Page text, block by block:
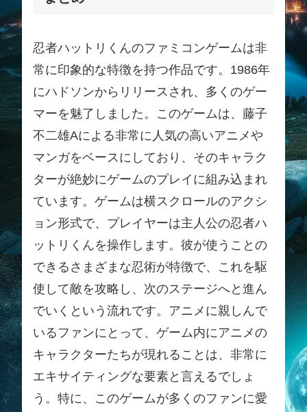
忍者ハットリくんのファミコンゲームは非
常に印象的な特徴を持つ作品です。1986年
にハドソンからリリースされ、多くのゲー
マーを魅了しました。このゲームは、藤子
不二雄Aによる非常に人気の高いアニメや
マンガをベースにしており、そのキャラク
ターが絶妙にゲームのプレイに組み込まれ
ています。ゲームは横スクロールのアクシ
ョン形式で、プレイヤーは主人公の忍者ハ
ットリくんを操作します。彼が使うことの
できるさまざまな忍術が特徴で、これを駆
使して敵を攻略し、次のステージへと進ん
でいくという流れです。アニメに親しんで
いるファンにとって、ゲーム内にアニメの
キャラクターたちが現れることは、非常に
エキサイティングな要素と言えるでしょ
う。特に、このゲームが多くのファンに愛